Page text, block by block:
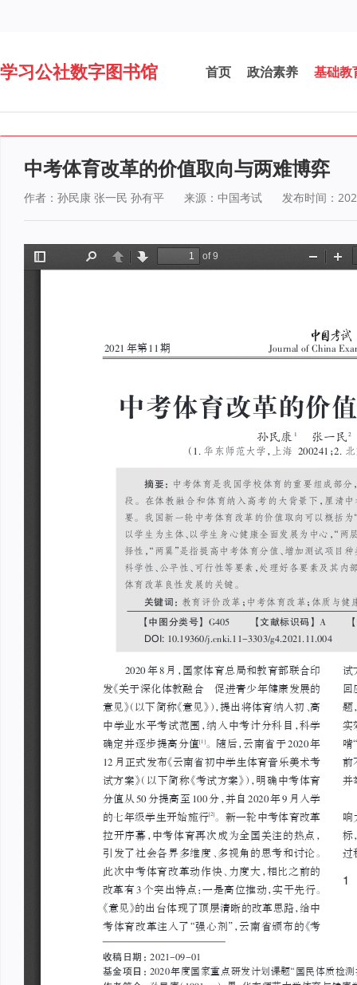
学习公社数字图书馆 首页 政治素养 基础教
中考体育改革的价值取向与两难博弈
作者：孙民康 张一民 孙有平 来源：中国考试 发布时间：